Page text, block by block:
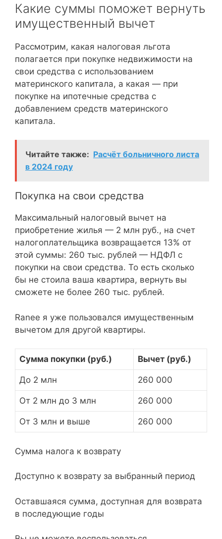
Какие суммы поможет вернуть
имущественный вычет
Рассмотрим, какая налоговая льгота
полагается при покупке недвижимости на
свои средства с использованием
материнского капитала, а какая — при
покупке на ипотечные средства с
добавлением средств материнского
капитала.
Читайте также: Расчёт больничного листа
в 2024 году
Покупка на свои средства
Максимальный налоговый вычет на
приобретение жилья — 2 млн руб., на счет
налогоплательщика возвращается 13% от
этой суммы: 260 тыс. рублей — НДФЛ с
покупки на свои средства. То есть сколько
бы не стоила ваша квартира, вернуть вы
сможете не более 260 тыс. рублей.
Ranее я уже пользовался имущественным
вычетом для другой квартиры.
Сумма покупки (руб.) Вычет (руб.)
До 2 млн 260 000
От 2 млн до 3 млн 260 000
От 3 млн и выше 260 000
Сумма налога к возврату
Доступно к возврату за выбранный период
Оставшаяся сумма, доступная для возврата
в последующие годы